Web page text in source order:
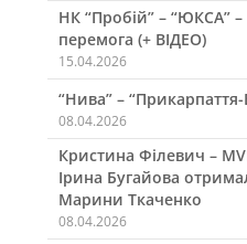
НК “Пробій” – “ЮКСА”
перемога (+ ВІДЕО)
15.04.2026
“Нива” – “Прикарпаття-
08.04.2026
Кристина Філевич –
Ірина Бугайова
Марини Ткаченко
08.04.2026